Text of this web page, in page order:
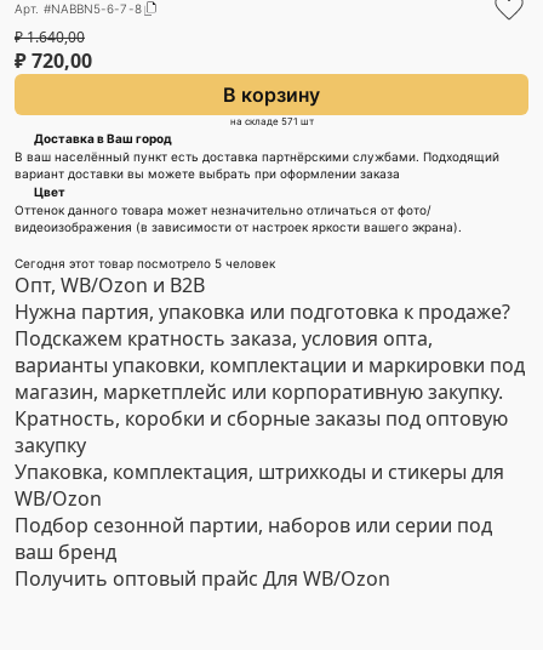
Арт. #NABBN5-6-7-8
₽1.640,00
₽720,00
В корзину
на складе 571 шт
Доставка в Ваш город
В ваш населённый пункт есть доставка партнёрскими службами. Подходящий
вариант доставки вы можете выбрать при оформлении заказа
Цвет
Оттенок данного товара может незначительно отличаться от фото/
видеоизображения (в зависимости от настроек яркости вашего экрана).
Сегодня этот товар посмотрело 5 человек
Опт, WB/Ozon и B2B
Нужна партия, упаковка или подготовка к продаже?
Подскажем кратность заказа, условия опта,
варианты упаковки, комплектации и маркировки под
магазин, маркетплейс или корпоративную закупку.
Кратность, коробки и сборные заказы под оптовую
закупку
Упаковка, комплектация, штрихкоды и стикеры для
WB/Ozon
Подбор сезонной партии, наборов или серии под
ваш бренд
Получить оптовый прайс Для WB/Ozon